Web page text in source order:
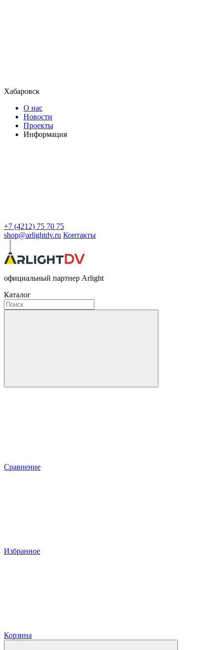
Хабаровск
О нас
Новости
Проекты
Информация
+7 (4212) 75 70 75
shop@arlightdv.ru Контакты
официальный партнер Arlight
Каталог
Сравнение
Избранное
Корзина